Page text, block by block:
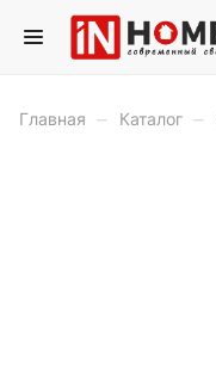
Главная – Каталог –